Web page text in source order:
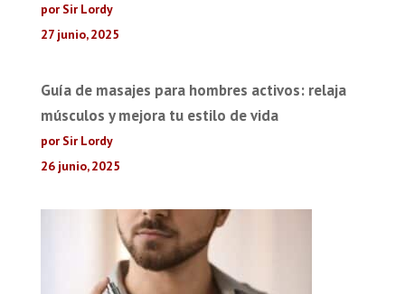
por Sir Lordy
27 junio, 2025
Guía de masajes para hombres activos: relaja
músculos y mejora tu estilo de vida
por Sir Lordy
26 junio, 2025